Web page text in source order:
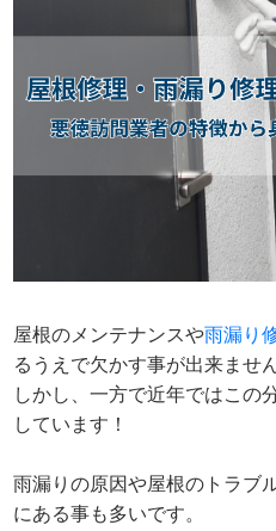
屋根のメンテナンスや雨漏り
るうえで欠かす事が出来ません
しかし、一方で近年ではこの
しています！
雨漏りの原因や屋根のトラブ
にある事も多いです。